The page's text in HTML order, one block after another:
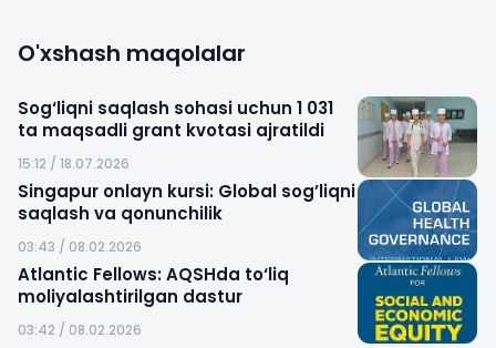
O'xshash maqolalar
Sog‘liqni saqlash sohasi uchun 1 031
ta maqsadli grant kvotasi ajratildi
15:12 / 18.07.2026
Singapur onlayn kursi: Global sog’liqni
saqlash va qonunchilik
03:43 / 08.02.2026
Atlantic Fellows: AQSHda to‘liq
moliyalashtirilgan dastur
03:42 / 08.02.2026